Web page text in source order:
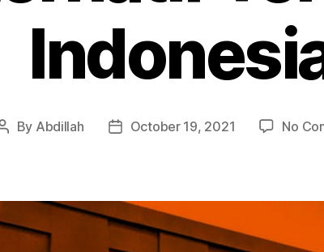
Post
By Abdillah
PostOctober 19, 2021 No